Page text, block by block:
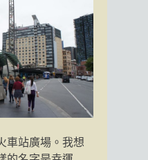
車站廣場。我想